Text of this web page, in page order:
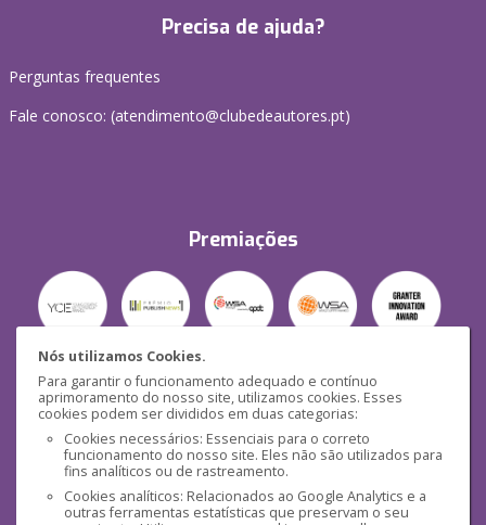
Nós utilizamos Cookies.
Para garantir o funcionamento adequado e contínuo
aprimoramento do nosso site, utilizamos cookies. Esses
cookies podem ser divididos em duas categorias:
Cookies necessários: Essenciais para o correto
funcionamento do nosso site. Eles não são utilizados para
fins analíticos ou de rastreamento.
Cookies analíticos: Relacionados ao Google Analytics e a
outras ferramentas estatísticas que preservam o seu
Precisa de ajuda?
Perguntas frequentes
Fale conosco: (atendimento@clubedeautores.pt)
Premiações
Segurança